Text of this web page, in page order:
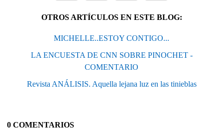
OTROS ARTÍCULOS EN ESTE BLOG:
MICHELLE..ESTOY CONTIGO...
LA ENCUESTA DE CNN SOBRE PINOCHET -
COMENTARIO
Revista ANÁLISIS. Aquella lejana luz en las tinieblas
0 COMENTARIOS